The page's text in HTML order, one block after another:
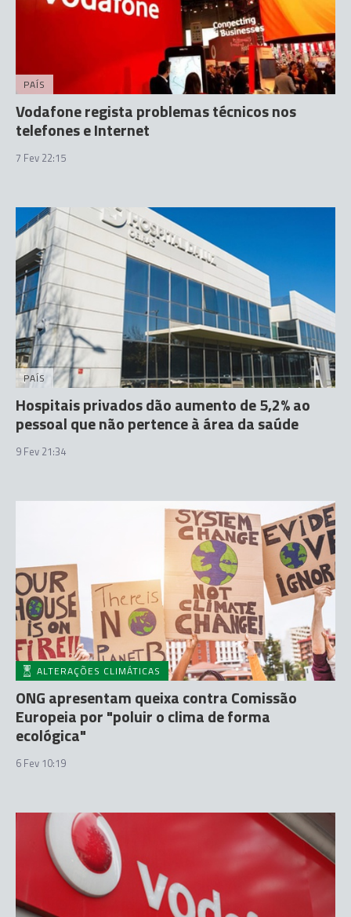
PAÍS
Vodafone regista problemas técnicos nos
telefones e Internet
7 Fev 22:15
PAÍS
Hospitais privados dão aumento de 5,2% ao
pessoal que não pertence à área da saúde
9 Fev 21:34
ALTERAÇÕES CLIMÁTICAS
ONG apresentam queixa contra Comissão
Europeia por "poluir o clima de forma
ecológica"
6 Fev 10:19